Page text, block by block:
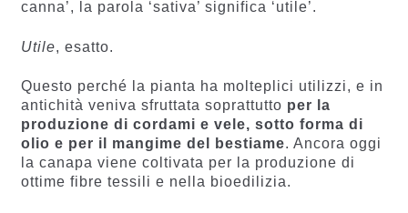
canna’, la parola ‘sativa’ significa ‘utile’.
Utile, esatto.
Questo perché la pianta ha molteplici utilizzi, e in
antichità veniva sfruttata soprattutto per la
produzione di cordami e vele, sotto forma di
olio e per il mangime del bestiame. Ancora oggi
la canapa viene coltivata per la produzione di
ottime fibre tessili e nella bioedilizia.